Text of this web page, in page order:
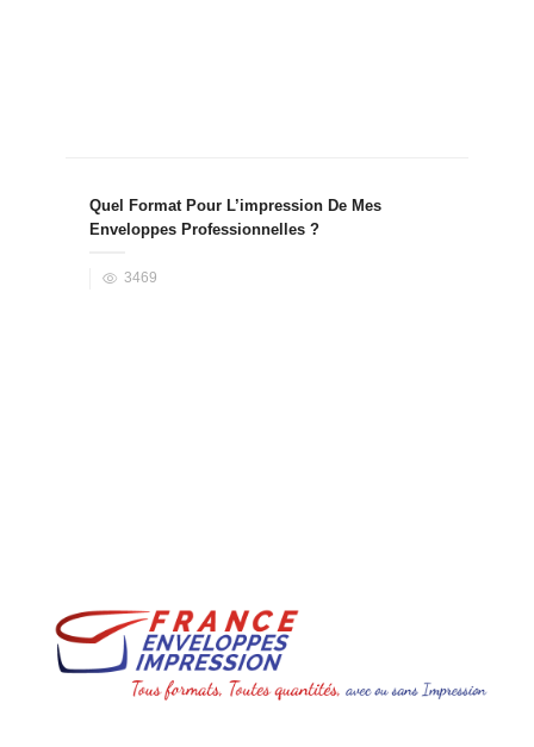
Quel Format Pour L’impression De Mes
Enveloppes Professionnelles ?
3469